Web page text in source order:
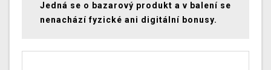
Jedná se o bazarový produkt a v balení se
nenachází fyzické ani digitální bonusy.